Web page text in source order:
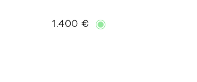
1.400 €